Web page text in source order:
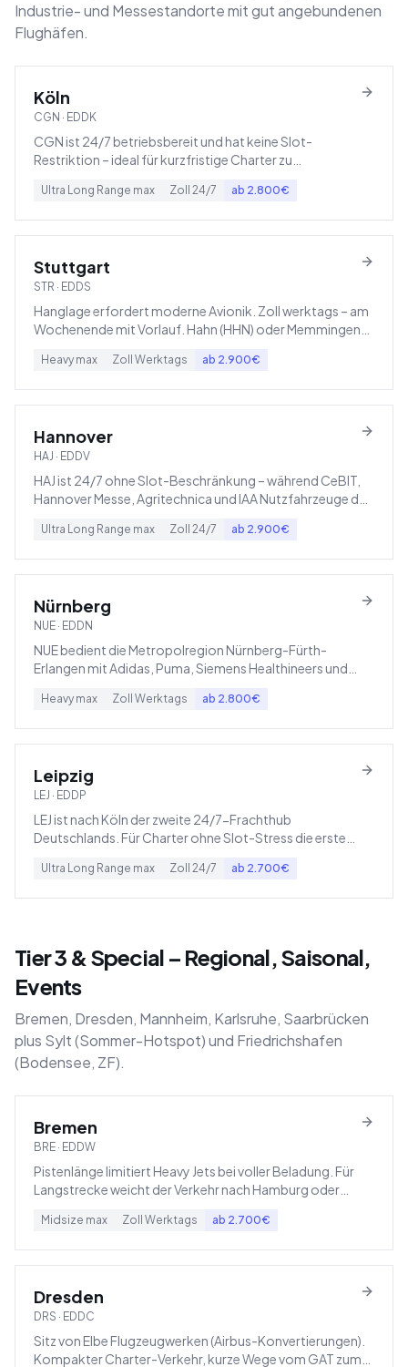
Industrie- und Messestandorte mit gut angebundenen
Flughäfen.
Köln
CGN · EDDK
CGN ist 24/7 betriebsbereit und hat keine Slot-
Restriktion – ideal für kurzfristige Charter zu
Ultra Long Range max Zoll 24/7 ab 2.800€
Stuttgart
STR · EDDS
Hanglage erfordert moderne Avionik. Zoll werktags – am
Wochenende mit Vorlauf. Hahn (HHN) oder Memmingen
Heavy max Zoll Werktags ab 2.900€
Hannover
HAJ · EDDV
HAJ ist 24/7 ohne Slot-Beschränkung – während CeBIT,
Hannover Messe, Agritechnica und IAA Nutzfahrzeuge der
Ultra Long Range max Zoll 24/7 ab 2.900€
Nürnberg
NUE · EDDN
NUE bedient die Metropolregion Nürnberg-Fürth-
Erlangen mit Adidas, Puma, Siemens Healthineers und
Heavy max Zoll Werktags ab 2.800€
Leipzig
LEJ · EDDP
LEJ ist nach Köln der zweite 24/7-Frachthub
Deutschlands. Für Charter ohne Slot-Stress die erste
Ultra Long Range max Zoll 24/7 ab 2.700€
Tier 3 & Special – Regional, Saisonal,
Events
Bremen, Dresden, Mannheim, Karlsruhe, Saarbrücken
plus Sylt (Sommer-Hotspot) und Friedrichshafen
(Bodensee, ZF).
Bremen
BRE · EDDW
Pistenlänge limitiert Heavy Jets bei voller Beladung. Für
Langstrecke weicht der Verkehr nach Hamburg oder
Midsize max Zoll Werktags ab 2.700€
Dresden
DRS · EDDC
Sitz von Elbe Flugzeugwerken (Airbus-Konvertierungen).
Kompakter Charter-Verkehr, kurze Wege vom GAT zum